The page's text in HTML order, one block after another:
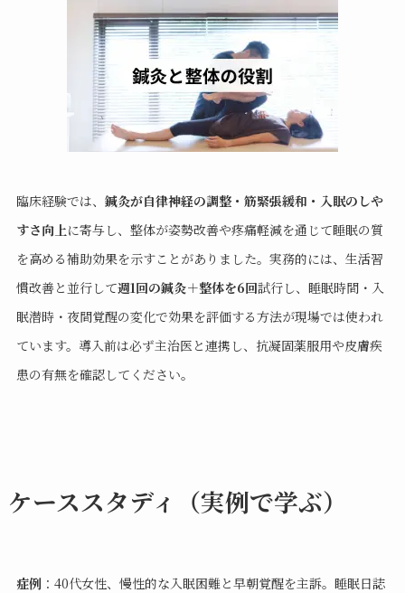
臨床経験では、 鍼灸が自律神経の調整・筋緊張緩和・入眠のしや
すさ向上に寄与し、整体が姿勢改善や疼痛軽減を通じて睡眠の質
を高める補助効果を示すことがありました。実務的には、生活習
慣改善と並行して週1回の鍼灸＋整体を6回試行し、睡眠時間・入
眠潜時・夜間覚醒の変化で効果を評価する方法が現場では使われ
ています。導入前は必ず主治医と連携し、抗凝固薬服用や皮膚疾
患の有無を確認してください。
ケーススタディ（実例で学ぶ）
症例：40代女性、慢性的な入眠困難と早朝覚醒を主訴。睡眠日誌